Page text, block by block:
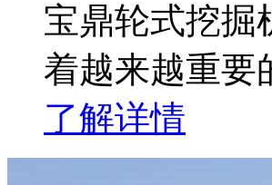
宝鼎轮式挖掘
着越来越重
了解详情